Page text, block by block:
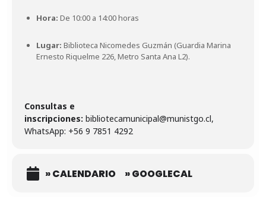
Hora: De 10:00 a 14:00 horas
Lugar: Biblioteca Nicomedes Guzmán (Guardia Marina
Ernesto Riquelme 226, Metro Santa Ana L2).
Consultas e
inscripciones: bibliotecamunicipal@munistgo.cl,
WhatsApp: +56 9 7851 4292
» CALENDARIO » GOOGLECAL